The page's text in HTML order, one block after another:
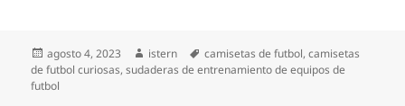
Publicado
el
agosto 4, 2023 Autor
istern Etiquetas
camisetas de futbol,camisetas
de futbol curiosas,sudaderas de entrenamiento de equipos de
futbol